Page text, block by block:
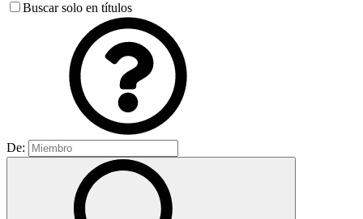
Buscar solo en títulos
De: